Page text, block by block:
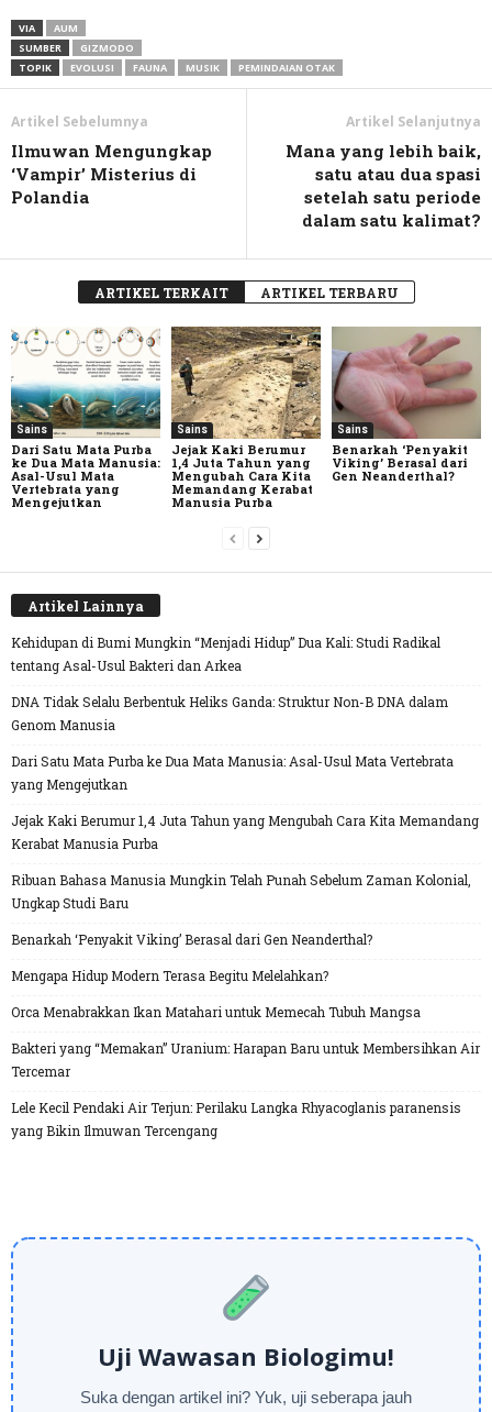
VIA
AUM
SUMBER
GIZMODO
TOPIK
EVOLUSI FAUNA MUSIK PEMINDAIAN OTAK
Artikel Sebelumnya
Ilmuwan Mengungkap
‘Vampir’ Misterius di
Polandia
Artikel Selanjutnya
Mana yang lebih baik,
satu atau dua spasi
setelah satu periode
dalam satu kalimat?
ARTIKEL TERKAIT ARTIKEL TERBARU
Sains
Dari Satu Mata Purba
ke Dua Mata Manusia:
Asal-Usul Mata
Vertebrata yang
Mengejutkan
Sains
Jejak Kaki Berumur
1,4 Juta Tahun yang
Mengubah Cara Kita
Memandang Kerabat
Manusia Purba
Sains
Benarkah ‘Penyakit
Viking’ Berasal dari
Gen Neanderthal?
Artikel Lainnya
Kehidupan di Bumi Mungkin “Menjadi Hidup” Dua Kali: Studi Radikal
tentang Asal-Usul Bakteri dan Arkea
DNA Tidak Selalu Berbentuk Heliks Ganda: Struktur Non-B DNA dalam
Genom Manusia
Dari Satu Mata Purba ke Dua Mata Manusia: Asal-Usul Mata Vertebrata
yang Mengejutkan
Jejak Kaki Berumur 1,4 Juta Tahun yang Mengubah Cara Kita Memandang
Kerabat Manusia Purba
Ribuan Bahasa Manusia Mungkin Telah Punah Sebelum Zaman Kolonial,
Ungkap Studi Baru
Benarkah ‘Penyakit Viking’ Berasal dari Gen Neanderthal?
Mengapa Hidup Modern Terasa Begitu Melelahkan?
Orca Menabrakkan Ikan Matahari untuk Memecah Tubuh Mangsa
Bakteri yang “Memakan” Uranium: Harapan Baru untuk Membersihkan Air
Tercemar
Lele Kecil Pendaki Air Terjun: Perilaku Langka Rhyacoglanis paranensis
yang Bikin Ilmuwan Tercengang
Uji Wawasan Biologimu!
Suka dengan artikel ini? Yuk, uji seberapa jauh